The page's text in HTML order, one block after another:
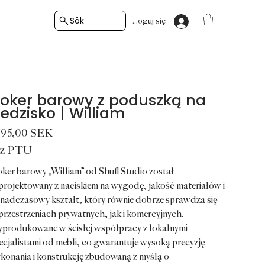
Sök Zaloguj się
barowy z poduszką na
| William
SEK
PTU
barowy „William” od Shufl Studio został
z naciskiem na wygodę, jakość materiałów i
kształt, który równie dobrze sprawdza się
prywatnych, jak i komercyjnych.
w ścisłej współpracy z lokalnymi
od mebli, co gwarantuje wysoką precyzję
i konstrukcję zbudowaną z myślą o